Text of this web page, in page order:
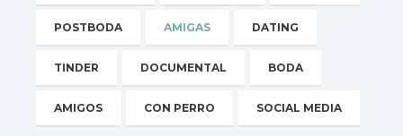
POSTBODA AMIGAS DATING
TINDER DOCUMENTAL BODA
AMIGOS CON PERRO SOCIAL MEDIA